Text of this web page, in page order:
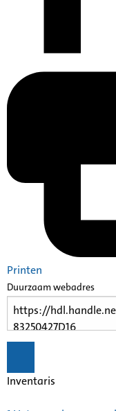
Printen
Duurzaam webadres
Inventaris